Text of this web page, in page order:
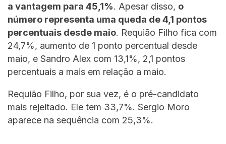
a vantagem para 45,1%. Apesar disso, o
número representa uma queda de 4,1 pontos
percentuais desde maio. Requião Filho fica com
24,7%, aumento de 1 ponto percentual desde
maio, e Sandro Alex com 13,1%, 2,1 pontos
percentuais a mais em relação a maio.
Requião Filho, por sua vez, é o pré-candidato
mais rejeitado. Ele tem 33,7%. Sergio Moro
aparece na sequência com 25,3%.